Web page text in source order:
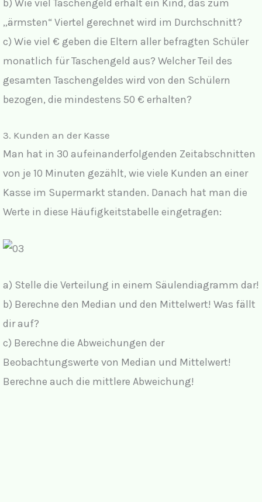
b) Wie viel Taschengeld erhält ein Kind, das zum
„ärmsten“ Viertel gerechnet wird im Durchschnitt?
c) Wie viel € geben die Eltern aller befragten Schüler
monatlich für Taschengeld aus? Welcher Teil des
gesamten Taschengeldes wird von den Schülern
bezogen, die mindestens 50 € erhalten?
3. Kunden an der Kasse
Man hat in 30 aufeinanderfolgenden Zeitabschnitten
von je 10 Minuten gezählt, wie viele Kunden an einer
Kasse im Supermarkt standen. Danach hat man die
Werte in diese Häufigkeitstabelle eingetragen:
a) Stelle die Verteilung in einem Säulendiagramm dar!
b) Berechne den Median und den Mittelwert! Was fällt
dir auf?
c) Berechne die Abweichungen der
Beobachtungswerte von Median und Mittelwert!
Berechne auch die mittlere Abweichung!